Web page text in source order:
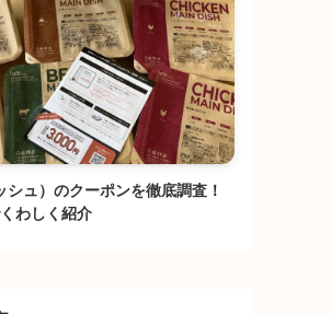
ュ）のクーポンを徹底調査！
わしく紹介